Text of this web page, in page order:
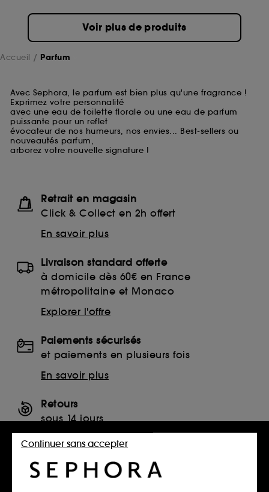
Voir plus de produits
Accueil Parfum
Avec Sephora, le parfum est bien plus qu'une fragrance !
Exprimez votre personnalité
avec une eau de toilette florale ou une eau de parfum
puissante pour un reflet
évocateur de nos humeurs, nos envies... Best-sellers ou
nouveautés parfum,
arborez votre nouvelle signature !
Retrait en magasin
Click & Collect en 2h offert
En savoir plus
Livraison standard offerte
à domicile dès 60€ en France
métropolitaine et Monaco
Explorer l'offre
Paiements sécurisés
et paiements en plusieurs fois
En savoir plus
Retours
sous 14 jours
Retourner mon article
SERVICES, CONTACT ET CONDITIONS DES OFFRES
Continuer sans accepter